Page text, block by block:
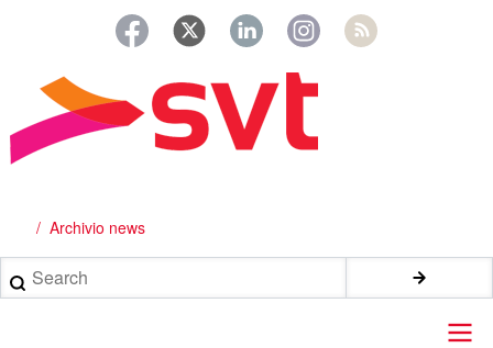
principale
Briciole
di
pane
Archivio news
Search